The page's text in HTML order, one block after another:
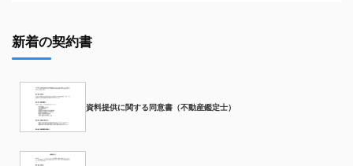
新着の契約書
資料提供に関する同意書（不動産鑑定士）